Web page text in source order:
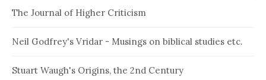
The Journal of Higher Criticism
Neil Godfrey's Vridar - Musings on biblical studies etc.
Stuart Waugh's Origins, the 2nd Century